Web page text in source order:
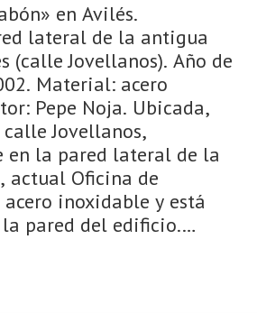
en Avilés.
lateral de la antigua
(calle Jovellanos). Año de
Material: acero
Pepe Noja. Ubicada,
Jovellanos,
en la pared lateral de la
actual Oficina de
acero inoxidable y está
pared del edificio.